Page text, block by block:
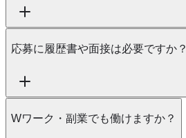
応募に履歴書や面接は必要ですか？
Wワーク・副業でも働けますか？